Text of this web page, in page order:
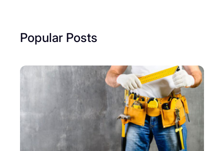
Popular Posts